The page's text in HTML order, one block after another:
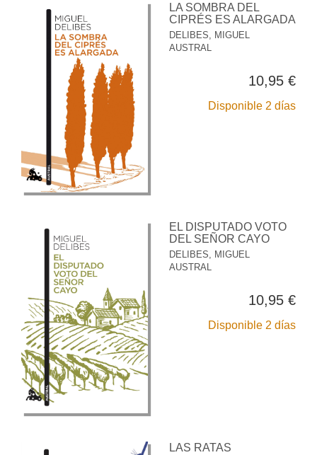
LA SOMBRA DEL
CIPRÉS ES ALARGADA
DELIBES, MIGUEL
AUSTRAL
10,95 €
Disponible 2 días
EL DISPUTADO VOTO
DEL SEÑOR CAYO
DELIBES, MIGUEL
AUSTRAL
10,95 €
Disponible 2 días
LAS RATAS